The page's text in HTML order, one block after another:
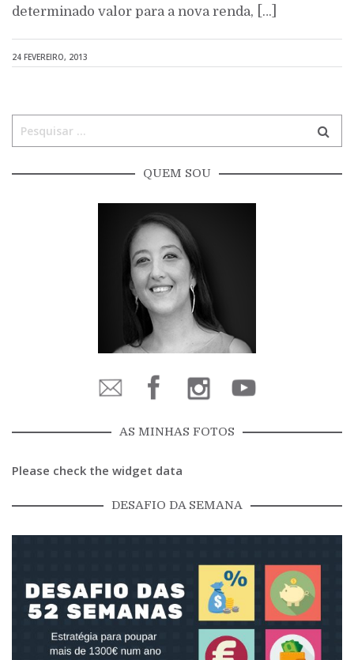
determinado valor para a nova renda, […]
24 FEVEREIRO, 2013
QUEM SOU
AS MINHAS FOTOS
Please check the widget data
DESAFIO DA SEMANA